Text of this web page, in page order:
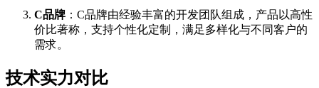
C品牌 ：C品牌由经验丰富的开发团队组成，产品以高性
价比著称，支持个性化定制，满足多样化与不同客户的
需求。
技术实力对比